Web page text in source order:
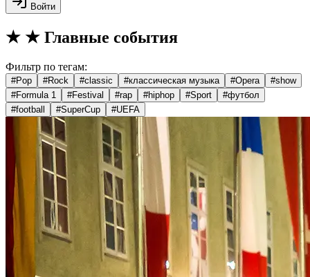
Войти
★ ★ Главные события
Фильтр по тегам:
#Pop #Rock #classic #классическая музыка #Opera #show
#Formula 1 #Festival #rap #hiphop #Sport #футбол
#football #SuperCup #UEFA